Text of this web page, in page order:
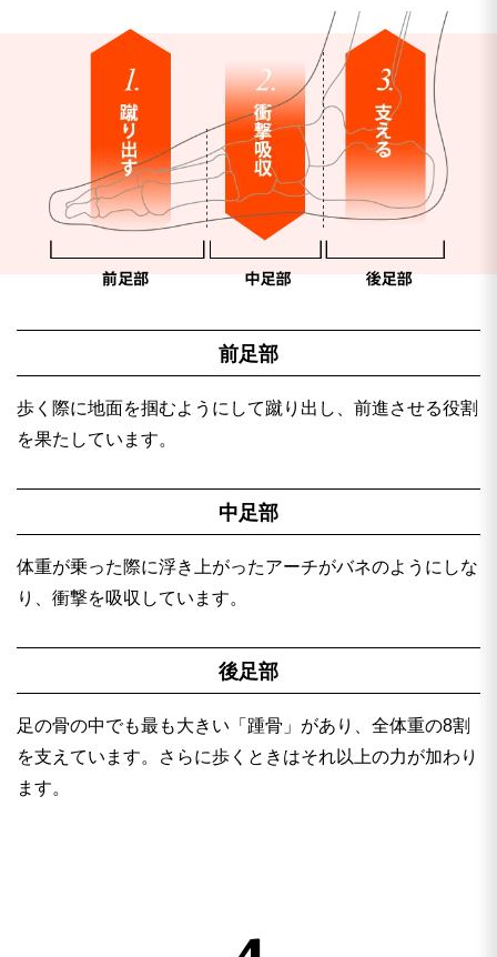
前足部
歩く際に地面を掴むようにして蹴り出し、前進させる役割
を果たしています。
中足部
体重が乗った際に浮き上がったアーチがバネのようにしな
り、衝撃を吸収しています。
後足部
足の骨の中でも最も大きい「踵骨」があり、全体重の8割
を支えています。さらに歩くときはそれ以上の力が加わり
ます。